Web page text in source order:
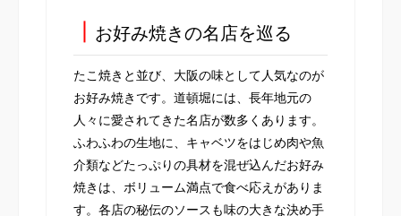
お好み焼きの名店を巡る
たこ焼きと並び、大阪の味として人気なのが
お好み焼きです。道頓堀には、長年地元の
人々に愛されてきた名店が数多くあります。
ふわふわの生地に、キャベツをはじめ肉や魚
介類などたっぷりの具材を混ぜ込んだお好み
焼きは、ボリューム満点で食べ応えがありま
す。各店の秘伝のソースも味の大きな決め手